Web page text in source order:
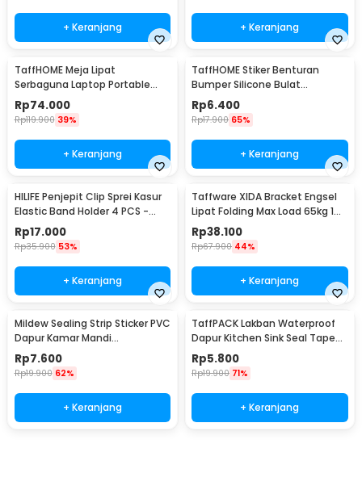
+ Keranjang + Keranjang
TaffHOME Meja Lipat
Serbaguna Laptop Portable
Desk Minimalist Design - BO60
Rp74.000
Rp119.900 39%
+ Keranjang
TaffHOME Stiker Benturan
Bumper Silicone Bulat
Hemispherical 100 PCS - FZL10
Rp6.400
Rp17.900 65%
+ Keranjang
HILIFE Penjepit Clip Sprei Kasur
Elastic Band Holder 4 PCS -
200TC
Rp17.000
Rp35.900 53%
+ Keranjang
Taffware XIDA Bracket Engsel
Lipat Folding Max Load 65kg 14
Inch 2 PCS - JM007
Rp38.100
Rp67.900 44%
+ Keranjang
Mildew Sealing Strip Sticker PVC
Dapur Kamar Mandi
3.7cmx3.2M
Rp7.600
Rp19.900 62%
+ Keranjang
TaffPACK Lakban Waterproof
Dapur Kitchen Sink Seal Tape
3M 20mm - YK-468
Rp5.800
Rp19.900 71%
+ Keranjang